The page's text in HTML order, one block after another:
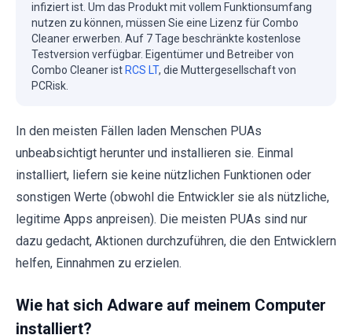
infiziert ist. Um das Produkt mit vollem Funktionsumfang
nutzen zu können, müssen Sie eine Lizenz für Combo
Cleaner erwerben. Auf 7 Tage beschränkte kostenlose
Testversion verfügbar. Eigentümer und Betreiber von
Combo Cleaner ist RCS LT, die Muttergesellschaft von
PCRisk.
In den meisten Fällen laden Menschen PUAs
unbeabsichtigt herunter und installieren sie. Einmal
installiert, liefern sie keine nützlichen Funktionen oder
sonstigen Werte (obwohl die Entwickler sie als nützliche,
legitime Apps anpreisen). Die meisten PUAs sind nur
dazu gedacht, Aktionen durchzuführen, die den Entwicklern
helfen, Einnahmen zu erzielen.
Wie hat sich Adware auf meinem Computer
installiert?